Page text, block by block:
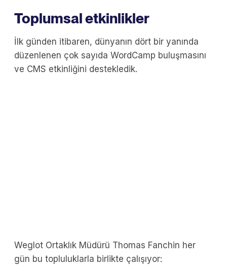
Toplumsal etkinlikler
İlk günden itibaren, dünyanın dört bir yanında
düzenlenen çok sayıda WordCamp buluşmasını
ve CMS etkinliğini destekledik.
Weglot Ortaklık Müdürü Thomas Fanchin her
gün bu topluluklarla birlikte çalışıyor: